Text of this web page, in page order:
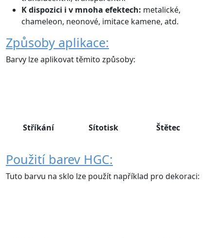
K dispozici i v mnoha efektech: metalické,
chameleon, neonové, imitace kamene, atd.
Způsoby aplikace:
Barvy lze aplikovat těmito způsoby:
Stříkání Sítotisk Štětec
Použití barev HGC:
Tuto barvu na sklo lze použít například pro dekoraci: